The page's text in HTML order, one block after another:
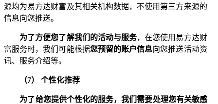
源均为易方达财富及其相关机构数据，不使用第三方来源的
信息向您推送。
为了方便您了解我们的活动与服务，在您使用易方达财
富服务时，我们可能根据您预留的账户信息向您推送活动资
讯、服务介绍等。
（7） 个性化推荐
为了给您提供个性化的服务，我们需要处理您有关敏感